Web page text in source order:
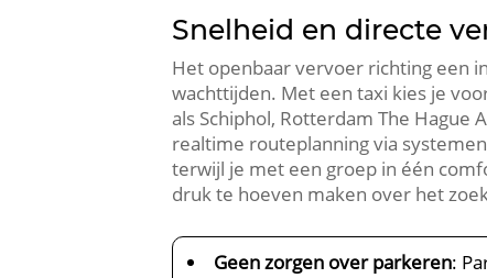
Snelheid en directe
Het openbaar vervoer richting een
wachttijden. Met een taxi kies je
als Schiphol, Rotterdam The
realtime routeplanning via
terwijl je met een groep in één
druk te hoeven maken over het
Geen zorgen over parkeren: